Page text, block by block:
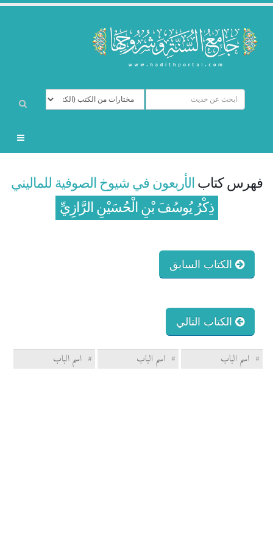
فهرس كتاب الأربعون في شيوخ الصوفية للماليني
ذِكْرُ يُوسُفَ بْنِ الْحُسَيْنِ الرَّازِيِّ
الكتاب السابق
الكتاب التالي
# اسم الباب # اسم الباب # اسم الباب